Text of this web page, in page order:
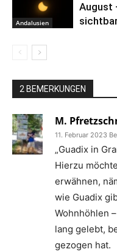
Andalusien
August
2 BEMERKUNGEN
M.
11. Februar 2023
„Guadix in
Hierzu
erwähnen,
wie Guadix
Wohnhöhlen
lang gelebt,
gezogen hat.